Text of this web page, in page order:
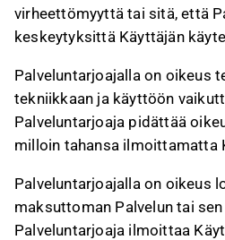
virheettömyyttä tai sitä, että
keskeytyksittä Käyttäjän
Palveluntarjoajalla on oikeus
tekniikkaan ja käyttöön
Palveluntarjoaja pidättää
milloin tahansa ilmoittamatta
Palveluntarjoajalla on oikeus
maksuttoman Palvelun tai
Palveluntarjoaja ilmoittaa